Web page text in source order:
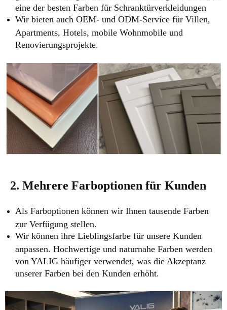
eine der besten Farben für Schranktürverkleidungen
Wir bieten auch OEM- und ODM-Service für Villen,
Apartments, Hotels, mobile Wohnmobile und
Renovierungsprojekte.
2. Mehrere Farboptionen für Kunden
Als Farboptionen können wir Ihnen tausende Farben
zur Verfügung stellen.
Wir können ihre Lieblingsfarbe für unsere Kunden
anpassen. Hochwertige und naturnahe Farben werden
von YALIG häufiger verwendet, was die Akzeptanz
unserer Farben bei den Kunden erhöht.